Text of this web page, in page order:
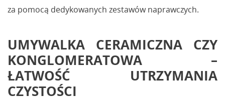
za pomocą dedykowanych zestawów naprawczych.
UMYWALKA CERAMICZNA CZY
KONGLOMERATOWA –
ŁATWOŚĆ UTRZYMANIA
CZYSTOŚCI